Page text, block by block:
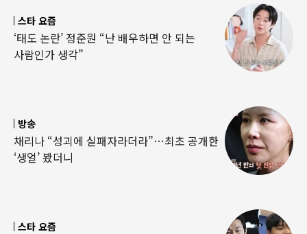
스타 요즘
‘태도 논란’ 정준원 “난 배우하면 안 되는
사람인가 생각”
방송
채리나 “성괴에 실패자라더라”…최초 공개한
‘생얼’ 봤더니
스타 요즘